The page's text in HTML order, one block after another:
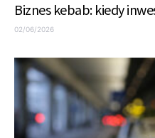
Biznes kebab: kiedy
02/06/2026